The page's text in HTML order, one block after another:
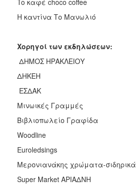
Η καντίνα Το Μανωλιό
Χορηγοί των εκδηλώσεων:
ΔΗΜΟΣ ΗΡΑΚΛΕΙΟΥ
ΔΗΚΕΗ
ΕΣΔΑΚ
Μινωικές Γραμμές
Βιβλιοπωλείο Γραφίδα
Woodline
Euroledsings
Μερονιανάκης χρώματα-σιδηρικά
Super Market ΑΡΙΑΔΝΗ